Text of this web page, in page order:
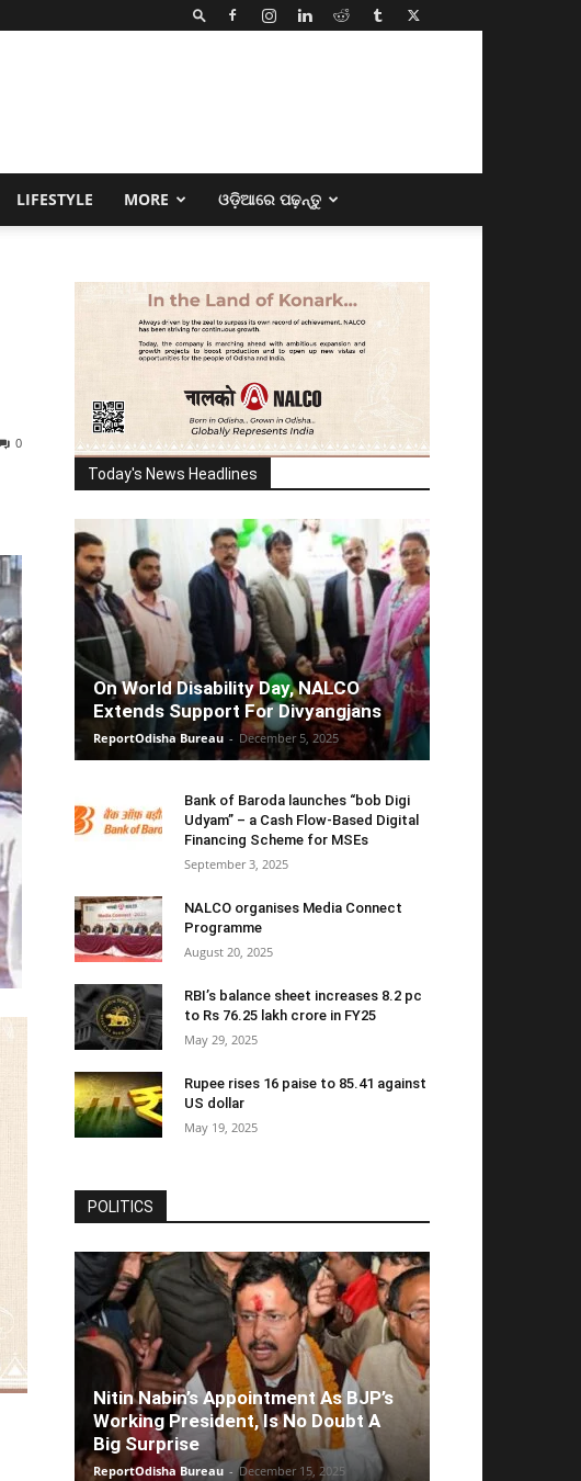
LIFESTYLE MORE ଓଡ଼ିଆରେ ପଢ଼ନ୍ତୁ
0
Today's News Headlines
On World Disability Day, NALCO
Extends Support For Divyangjans
ReportOdisha Bureau - December 5, 2025
Bank of Baroda launches “bob Digi
Udyam” – a Cash Flow-Based Digital
Financing Scheme for MSEs
September 3, 2025
NALCO organises Media Connect
Programme
August 20, 2025
RBI’s balance sheet increases 8.2 pc
to Rs 76.25 lakh crore in FY25
May 29, 2025
Rupee rises 16 paise to 85.41 against
US dollar
May 19, 2025
POLITICS
Nitin Nabin’s Appointment As BJP’s
Working President, Is No Doubt A
Big Surprise
ReportOdisha Bureau - December 15, 2025